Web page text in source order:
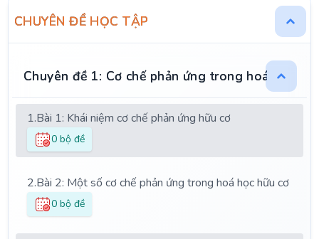
CHUYÊN ĐỀ HỌC TẬP
Chuyên đề 1: Cơ chế phản ứng trong hoá học
1.Bài 1: Khái niệm cơ chế phản ứng hữu cơ
0 bộ đề
2.Bài 2: Một số cơ chế phản ứng trong hoá học hữu cơ
0 bộ đề